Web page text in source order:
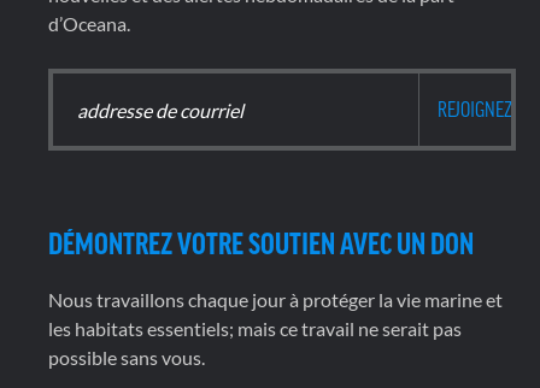
d’Oceana.
DÉMONTREZ VOTRE SOUTIEN AVEC UN DON
Nous travaillons chaque jour à protéger la vie marine et
les habitats essentiels; mais ce travail ne serait pas
possible sans vous.